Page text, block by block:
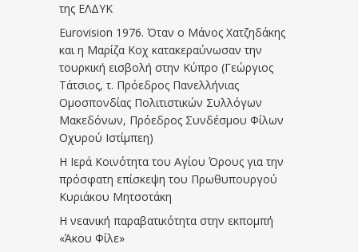
της ΕΛΔΥΚ
Eurovision 1976. Όταν ο Μάνος Χατζηδάκης
και η Μαρίζα Κοχ κατακεραύνωσαν την
τουρκική εισβολή στην Κύπρο (Γεώργιος
Τάτσιος, τ. Πρόεδρος Πανελλήνιας
Ομοσπονδίας Πολιτιστικών Συλλόγων
Μακεδόνων, Πρόεδρος Συνδέσμου Φίλων
Οχυρού Ιστίμπεη)
Η Ιερά Κοινότητα του Αγίου Όρους για την
πρόσφατη επίσκεψη του Πρωθυπουργού
Κυριάκου Μητσοτάκη
Η νεανική παραβατικότητα στην εκπομπή
«Άκου Φίλε»